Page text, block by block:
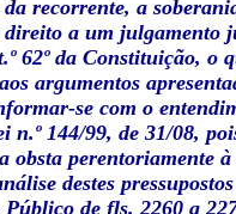
recorrente, a
a um julgamento
62º da Constituição, o
argumentos
se com o
n.º 144/99, de 31/08,
perentoriamente à
destes
de fls. 2260 a